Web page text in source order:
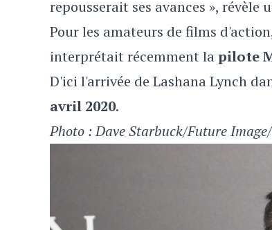
repousserait ses avances », révèle
Pour les amateurs de films
interprétait récemment lapilote
D'ici l'arrivée de Lashana Lynch
avril 2020.
Photo : Dave Starbuck/Future